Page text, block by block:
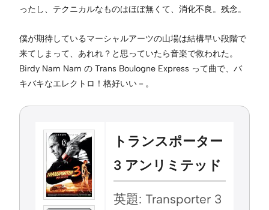
ったし、テクニカルなものはほぼ無くて、消化不良。残念。
僕が期待しているマーシャルアーツの山場は結構早い段階で
来てしまって、あれれ？と思っていたら音楽で救われた。
Birdy Nam Nam の Trans Boulogne Express って曲で、バ
キバキなエレクトロ！格好いい－。
トランスポーター
3 アンリミテッド
英題: Transporter 3